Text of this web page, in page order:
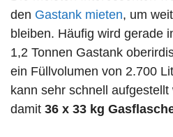
den Gastank mieten, um
bleiben. Häufig wird gerade
1,2 Tonnen Gastank
ein Füllvolumen von 2.700
kann sehr schnell
damit 36 x 33 kg